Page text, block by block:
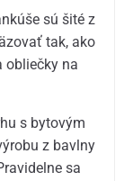
sú šité z
tak, ako
obliečky na
s bytovým
z bavlny
sa